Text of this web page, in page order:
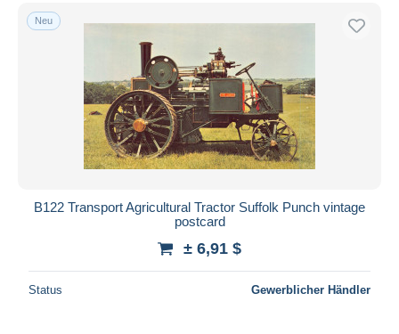
Neu
B122 Transport Agricultural Tractor Suffolk Punch vintage
postcard
± 6,91 $
Status Gewerblicher Händler